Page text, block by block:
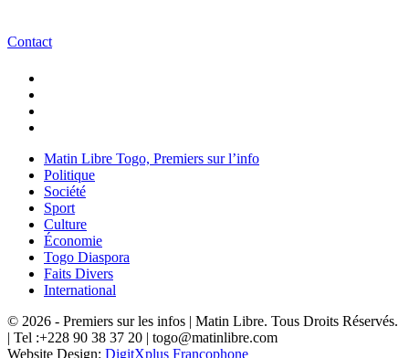
Contact
Matin Libre Togo, Premiers sur l’info
Politique
Société
Sport
Culture
Économie
Togo Diaspora
Faits Divers
International
© 2026 - Premiers sur les infos | Matin Libre. Tous Droits Réservés.
| Tel :+228 90 38 37 20 | togo@matinlibre.com
Website Design: DigitXplus Francophone